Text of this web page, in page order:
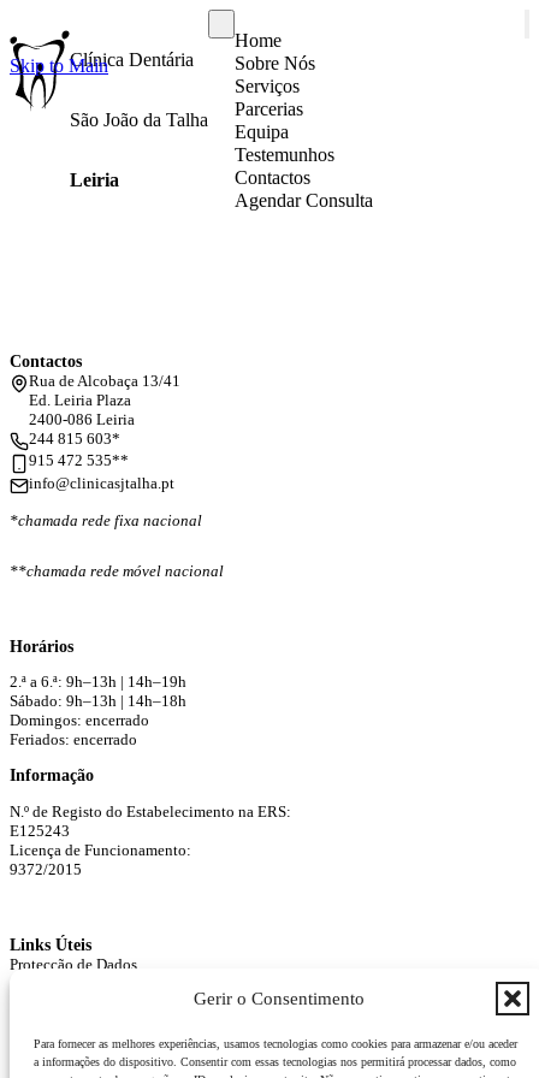
Gerir o Consentimento
Para fornecer as melhores experiências, usamos tecnologias como cookies para armazenar e/ou aceder
a informações do dispositivo. Consentir com essas tecnologias nos permitirá processar dados, como
Skip to MainClínica Dentária
São João da Talha
Leiria
Home
Sobre Nós
Serviços
Parcerias
Equipa
Testemunhos
Contactos
Agendar Consulta
Contactos
Rua de Alcobaça 13/41
Ed. Leiria Plaza
2400-086 Leiria
244 815 603*
915 472 535**
info@clinicasjtalha.pt
*chamada rede fixa nacional
**chamada rede móvel nacional
Horários
2.ª a 6.ª: 9h–13h | 14h–19h
Sábado: 9h–13h | 14h–18h
Domingos: encerrado
Feriados: encerrado
Informação
N.º de Registo do Estabelecimento na ERS:
E125243
Licença de Funcionamento:
9372/2015
Links Úteis
Protecção de Dados